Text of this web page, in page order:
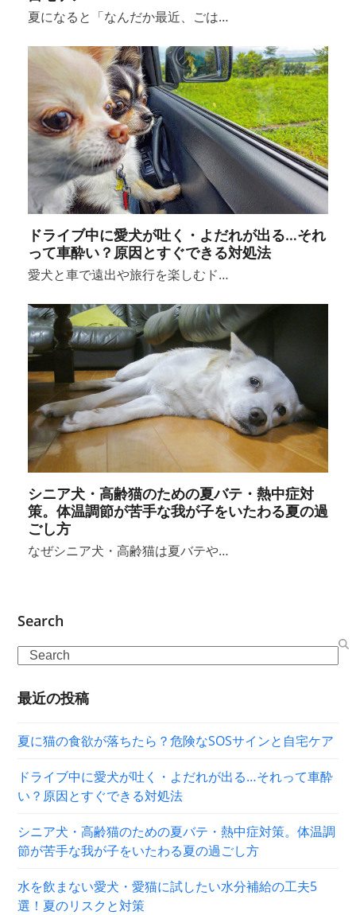
夏になると「なんだか最近、ごは…
ドライブ中に愛犬が吐く・よだれが出る…それ
って車酔い？原因とすぐできる対処法
愛犬と車で遠出や旅行を楽しむド…
シニア犬・高齢猫のための夏バテ・熱中症対
策。体温調節が苦手な我が子をいたわる夏の過
ごし方
なぜシニア犬・高齢猫は夏バテや…
Search
Search
最近の投稿
夏に猫の食欲が落ちたら？危険なSOSサインと自宅ケア
ドライブ中に愛犬が吐く・よだれが出る…それって車酔
い？原因とすぐできる対処法
シニア犬・高齢猫のための夏バテ・熱中症対策。体温調
節が苦手な我が子をいたわる夏の過ごし方
水を飲まない愛犬・愛猫に試したい水分補給の工夫5
選！夏のリスクと対策